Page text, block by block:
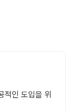
적인 도입을 위